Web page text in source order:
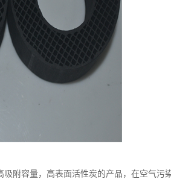
附容量，高表面活性炭的产品，在空气污